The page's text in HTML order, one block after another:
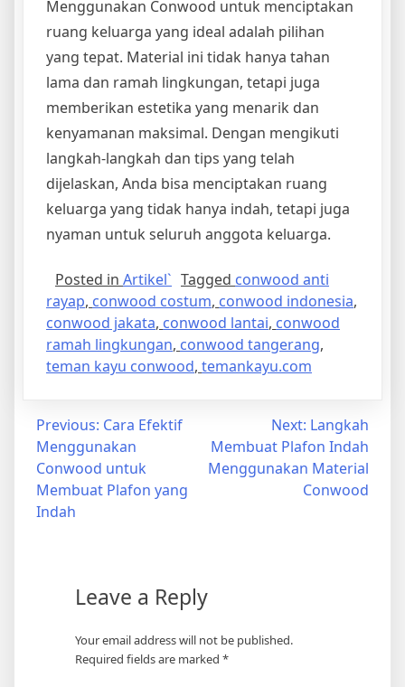
Menggunakan Conwood untuk menciptakan
ruang keluarga yang ideal adalah pilihan
yang tepat. Material ini tidak hanya tahan
lama dan ramah lingkungan, tetapi juga
memberikan estetika yang menarik dan
kenyamanan maksimal. Dengan mengikuti
langkah-langkah dan tips yang telah
dijelaskan, Anda bisa menciptakan ruang
keluarga yang tidak hanya indah, tetapi juga
nyaman untuk seluruh anggota keluarga.
Posted in Artikel` Tagged conwood anti
rayap, conwood costum, conwood indonesia,
conwood jakata, conwood lantai, conwood
ramah lingkungan, conwood tangerang,
teman kayu conwood, temankayu.com
Post
navigation
Previous: Cara Efektif
Menggunakan
Conwood untuk
Membuat Plafon yang
Indah
Next: Langkah
Membuat Plafon Indah
Menggunakan Material
Conwood
Leave a Reply
Your email address will not be published.
Required fields are marked *